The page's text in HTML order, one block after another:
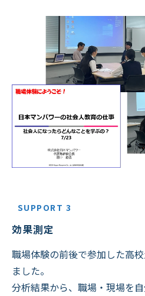
SUPPORT 3
効果測定
職場体験の前後で参加した高
ました。
分析結果から、職場・現場を